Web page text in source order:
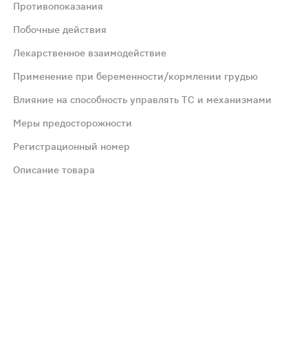
сравнению с раздельным приемом этих
или любым вспомогательным веществам
Противопоказания
Побочные действия
Лекарственное взаимодействие
Применение при беременности/кормлении грудью
Влияние на способность управлять ТС и механизмами
Меры предосторожности
Регистрационный номер
Описание товара